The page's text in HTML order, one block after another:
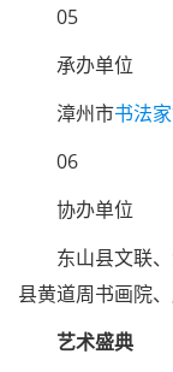
05
承办单位
漳州市书法家
06
协办单位
东山县文联
县黄道周书画院
艺术盛典